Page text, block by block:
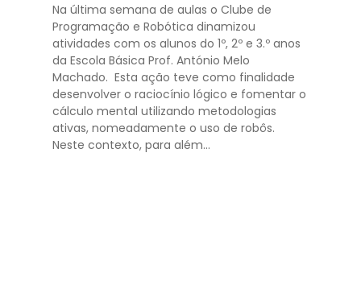
Na última semana de aulas o Clube de
Programação e Robótica dinamizou
atividades com os alunos do 1º, 2º e 3.º anos
da Escola Básica Prof. António Melo
Machado. Esta ação teve como finalidade
desenvolver o raciocínio lógico e fomentar o
cálculo mental utilizando metodologias
ativas, nomeadamente o uso de robôs.
Neste contexto, para além...